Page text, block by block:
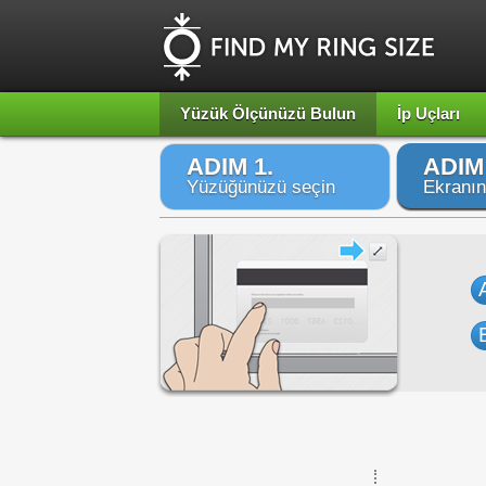
Yüzük Ölçünüzü Bulun İp Uçları
ADIM 1.
Yüzüğünüzü seçin